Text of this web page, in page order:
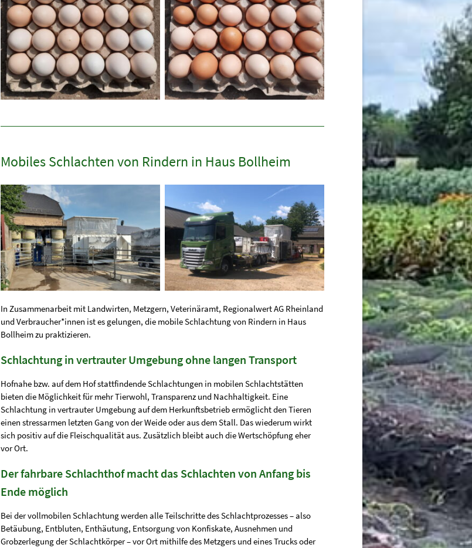
Mobiles Schlachten von Rindern in Haus Bollheim
In Zusammenarbeit mit Landwirten, Metzgern, Veterinäramt, Regionalwert AG Rheinland
und Verbraucher*innen ist es gelungen, die mobile Schlachtung von Rindern in Haus
Bollheim zu praktizieren.
Schlachtung in vertrauter Umgebung ohne langen Transport
Hofnahe bzw. auf dem Hof stattfindende Schlachtungen in mobilen Schlachtstätten
bieten die Möglichkeit für mehr Tierwohl, Transparenz und Nachhaltigkeit. Eine
Schlachtung in vertrauter Umgebung auf dem Herkunftsbetrieb ermöglicht den Tieren
einen stressarmen letzten Gang von der Weide oder aus dem Stall. Das wiederum wirkt
sich positiv auf die Fleischqualität aus. Zusätzlich bleibt auch die Wertschöpfung eher
vor Ort.
Der fahrbare Schlachthof macht das Schlachten von Anfang bis
Ende möglich
Bei der vollmobilen Schlachtung werden alle Teilschritte des Schlachtprozesses – also
Betäubung, Entbluten, Enthäutung, Entsorgung von Konfiskate, Ausnehmen und
Grobzerlegung der Schlachtkörper – vor Ort mithilfe des Metzgers und eines Trucks oder